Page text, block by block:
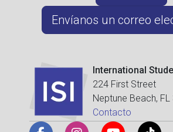
Envíanos un correo
International
224 First Street
Neptune Beach,
Contacto